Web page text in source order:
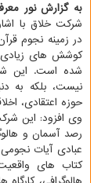
به گزارش نور
شرکت خلاق با
در زمینه نجوم
کوشش های زیادی
شده است. این
نیست، بلکه به
حوزه اعتقادی،
وی افزود: این
رصد آسمان و
عبادی آیات
کتاب های